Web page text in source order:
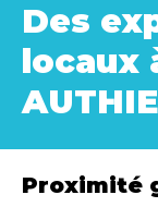
Des
locaux
Proximité